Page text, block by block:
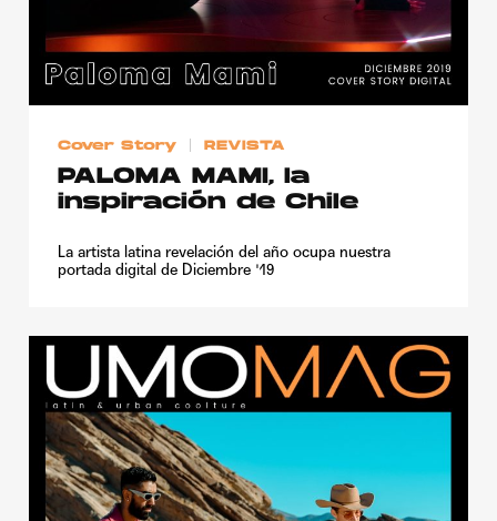
Cover Story REVISTA
PALOMA MAMI, la
inspiración de Chile
La artista latina revelación del año ocupa nuestra
portada digital de Diciembre '19